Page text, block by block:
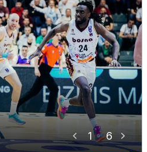
1 6